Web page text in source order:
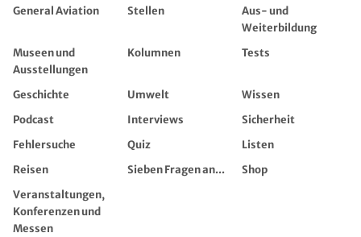
General Aviation
Stellen
Aus- und
Weiterbildung
Museen und
Ausstellungen
Kolumnen Tests
Geschichte Umwelt
Wissen
Podcast
Interviews
Sicherheit
Fehlersuche
Quiz
Listen
Reisen
Sieben Fragen an...
Shop
Veranstaltungen,
Konferenzen und
Messen